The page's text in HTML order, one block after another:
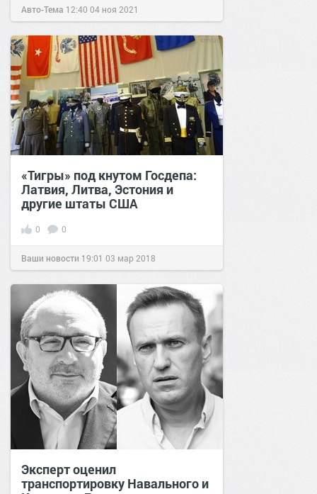
Авто-Тема 12:40 04 ноя 2021
«Тигры» под кнутом Госдепа:
Латвия, Литва, Эстония и
другие штаты США
0 0
Ваши новости 19:01 03 мар 2018
Эксперт оценил
транспортировку Навального и